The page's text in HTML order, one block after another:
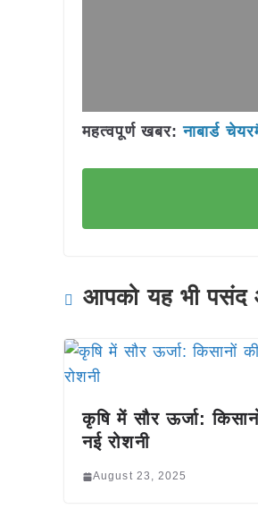
महत्वपूर्ण खबर:नाबार्ड
आपको यह भी
कृषि में सौर ऊर्जा:
नई रोशनी
August 23, 2025